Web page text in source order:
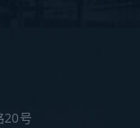
20号